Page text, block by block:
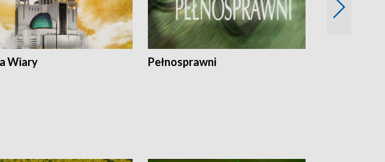
Wiary Pełnosprawni